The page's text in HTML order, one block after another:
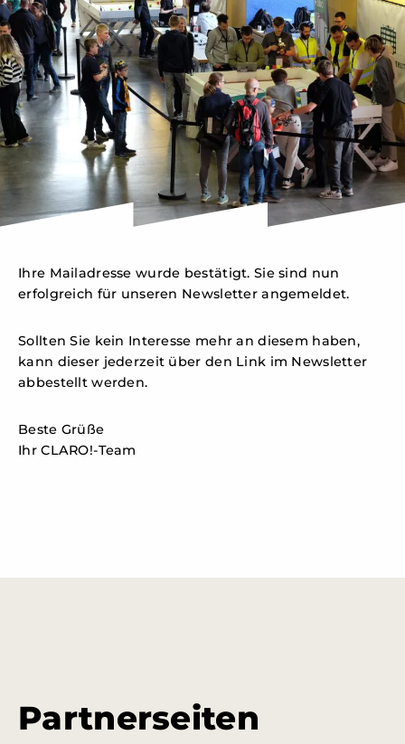
Ihre Mailadresse wurde bestätigt. Sie sind nun
erfolgreich für unseren Newsletter angemeldet.
Sollten Sie kein Interesse mehr an diesem haben,
kann dieser jederzeit über den Link im Newsletter
abbestellt werden.
Beste Grüße
Ihr CLARO!-Team
Partnerseiten